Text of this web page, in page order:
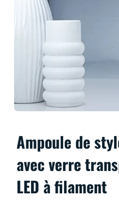
Ampoule de
avec verre
LED à filament